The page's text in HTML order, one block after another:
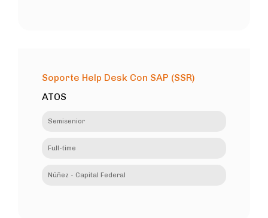
Soporte Help Desk Con SAP (SSR)
ATOS
Semisenior
Full-time
Núñez - Capital Federal